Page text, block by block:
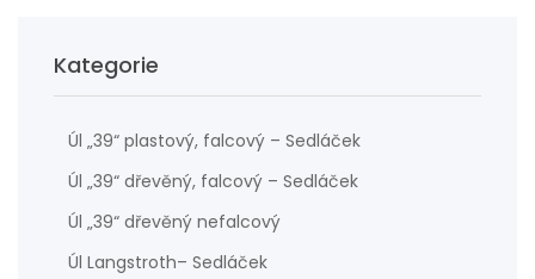
Kategorie
Úl „39“ plastový, falcový – Sedláček
Úl „39“ dřevěný, falcový – Sedláček
Úl „39“ dřevěný nefalcový
Úl Langstroth– Sedláček